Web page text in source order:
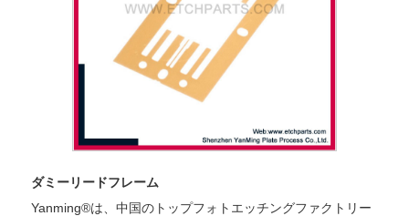
ダミーリードフレーム
Yanming®は、中国のトップフォトエッチングファクトリー